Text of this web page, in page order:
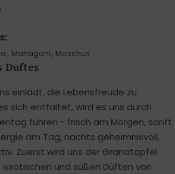
, Mahagoni, Moschus
Duftes
einlädt, die Lebensfreude zu
sich entfaltet, wird es uns durch
führen - frisch am Morgen, sanft
am Tag, nachts geheimnisvoll,
Zuerst wird uns der Granatapfel
exotischen und süßen Düften von